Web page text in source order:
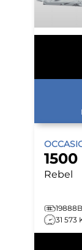
1500
Rebel
19888B
31 573